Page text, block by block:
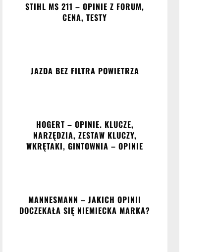
STIHL MS 211 – OPINIE Z FORUM,
CENA, TESTY
JAZDA BEZ FILTRA POWIETRZA
HOGERT – OPINIE. KLUCZE,
NARZĘDZIA, ZESTAW KLUCZY,
WKRĘTAKI, GINTOWNIA – OPINIE
MANNESMANN – JAKICH OPINII
DOCZEKAŁA SIĘ NIEMIECKA MARKA?